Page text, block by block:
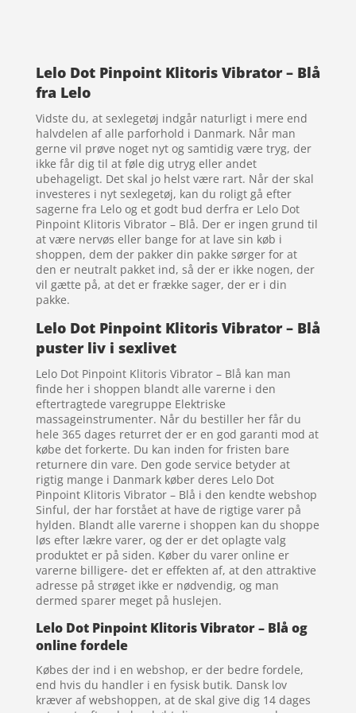
Lelo Dot Pinpoint Klitoris Vibrator – Blå
fra Lelo
Vidste du, at sexlegetøj indgår naturligt i mere end
halvdelen af alle parforhold i Danmark. Når man
gerne vil prøve noget nyt og samtidig være tryg, der
ikke får dig til at føle dig utryg eller andet
ubehageligt. Det skal jo helst være rart. Når der skal
investeres i nyt sexlegetøj, kan du roligt gå efter
sagerne fra Lelo og et godt bud derfra er Lelo Dot
Pinpoint Klitoris Vibrator – Blå. Der er ingen grund til
at være nervøs eller bange for at lave sin køb i
shoppen, dem der pakker din pakke sørger for at
den er neutralt pakket ind, så der er ikke nogen, der
vil gætte på, at det er frække sager, der er i din
pakke.
Lelo Dot Pinpoint Klitoris Vibrator – Blå
puster liv i sexlivet
Lelo Dot Pinpoint Klitoris Vibrator – Blå kan man
finde her i shoppen blandt alle varerne i den
eftertragtede varegruppe Elektriske
massageinstrumenter. Når du bestiller her får du
hele 365 dages returret der er en god garanti mod at
købe det forkerte. Du kan inden for fristen bare
returnere din vare. Den gode service betyder at
rigtig mange i Danmark køber deres Lelo Dot
Pinpoint Klitoris Vibrator – Blå i den kendte webshop
Sinful, der har forstået at have de rigtige varer på
hylden. Blandt alle varerne i shoppen kan du shoppe
løs efter lækre varer, og der er det oplagte valg
produktet er på siden. Køber du varer online er
varerne billigere- det er effekten af, at den attraktive
adresse på strøget ikke er nødvendig, og man
dermed sparer meget på huslejen.
Lelo Dot Pinpoint Klitoris Vibrator – Blå og
online fordele
Købes der ind i en webshop, er der bedre fordele,
end hvis du handler i en fysisk butik. Dansk lov
kræver af webshoppen, at de skal give dig 14 dages